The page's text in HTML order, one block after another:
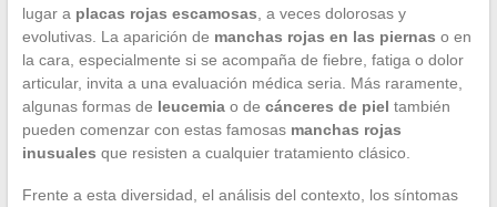
lugar a placas rojas escamosas , a veces dolorosas y
evolutivas. La aparición de manchas rojas en las piernas o en
la cara, especialmente si se acompaña de fiebre, fatiga o dolor
articular, invita a una evaluación médica seria. Más raramente,
algunas formas de leucemiao de cánceres de piel también
pueden comenzar con estas famosas manchas rojas
inusuales que resisten a cualquier tratamiento clásico.
Frente a esta diversidad, el análisis del contexto, los síntomas